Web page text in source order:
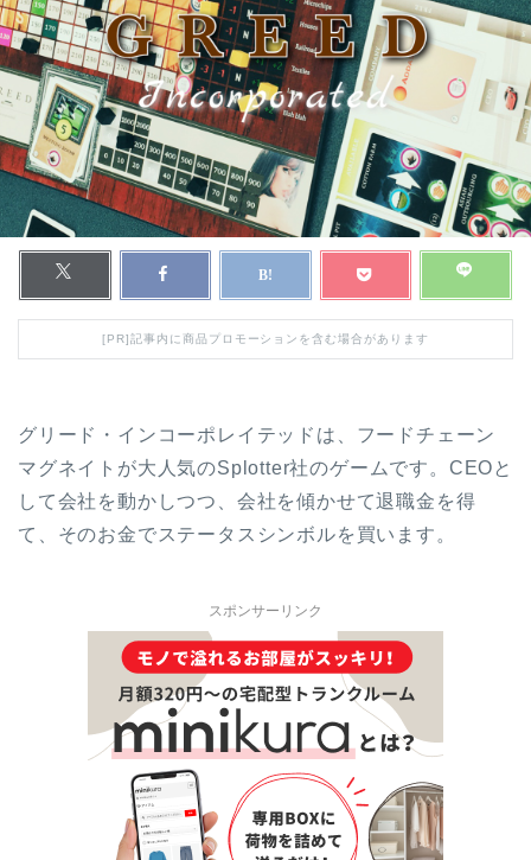
[PR]記事内に商品プロモーションを含む場合があります
グリード・インコーポレイテッドは、フードチェーン
マグネイトが大人気のSplotter社のゲームです。CEOと
して会社を動かしつつ、会社を傾かせて退職金を得
て、そのお金でステータスシンボルを買います。
スポンサーリンク